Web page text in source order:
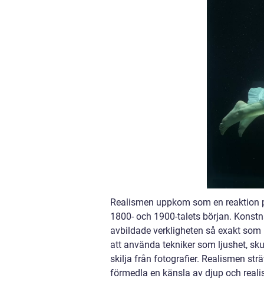
Realismen uppkom som en
1800- och 1900-talets början.
avbildade verkligheten så exakt
att använda tekniker som ljushet,
skilja från fotografier. Realismen
förmedla en känsla av djup och